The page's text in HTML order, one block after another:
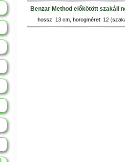
Benzar Method előkötött szakáll
hossz: 13 cm, horogméret: 12